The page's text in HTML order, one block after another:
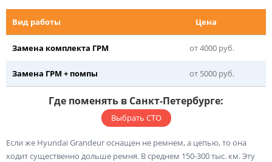
Вид работы Цена
Замена комплекта ГРМ от 4000 руб.
Замена ГРМ + помпы от 5000 руб.
Где поменять в Санкт-Петербурге:
Выбрать СТО
Если же Hyundai Grandeur оснащен не ремнем, а цепью, то она
ходит существенно дольше ремня. В среднем 150-300 тыс. км. Эту